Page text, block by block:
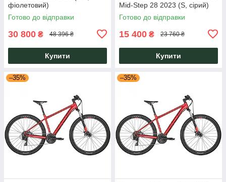
фіолетовий)
Готово до відправки
30 800 ₴ 48 396 ₴
Купити
Mid-Step 28 2023 (S, сірий)
Готово до відправки
15 400 ₴ 23 760 ₴
Купити
–35% –35%